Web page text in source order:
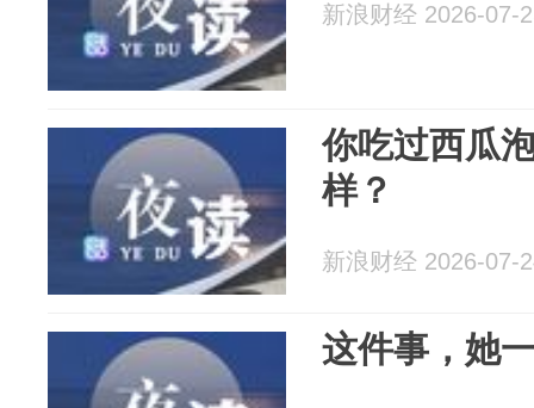
新浪财经 2026-07-
你吃过西瓜
样？
新浪财经 2026-07-
这件事，她